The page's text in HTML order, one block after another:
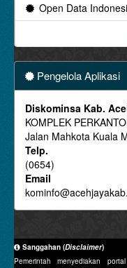
Open Data
Pengelola Aplikasi
Diskominsa Kab.
KOMPLEK
Jalan Mahkota Kuala
Telp.
(0654)
Email
Sanggahan (Disclaimer)
Pemerintah menyediakan